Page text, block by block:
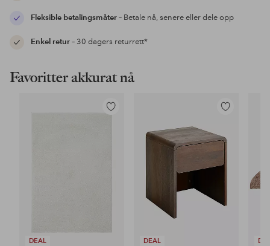
Fleksible betalingsmåter– Betale nå, senere eller dele opp
Enkel retur– 30 dagers returrett*
Favoritter akkurat nå
DEAL
Legg
DEAL
Legg
favoritter